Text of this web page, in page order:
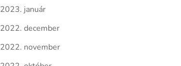
2023. január
2022. december
2022. november